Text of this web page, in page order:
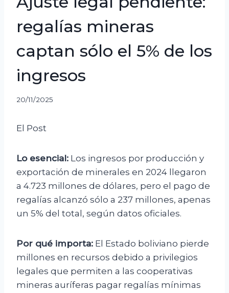
regalías mineras
captan sólo el 5% de los
ingresos
20/11/2025
El Post
Lo esencial: Los ingresos por producción y
exportación de minerales en 2024 llegaron
a 4.723 millones de dólares, pero el pago de
regalías alcanzó sólo a 237 millones, apenas
un 5% del total, según datos oficiales.
Por qué importa: El Estado boliviano pierde
millones en recursos debido a privilegios
legales que permiten a las cooperativas
mineras auríferas pagar regalías mínimas